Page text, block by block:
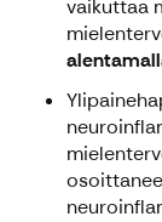
vaikuttaa